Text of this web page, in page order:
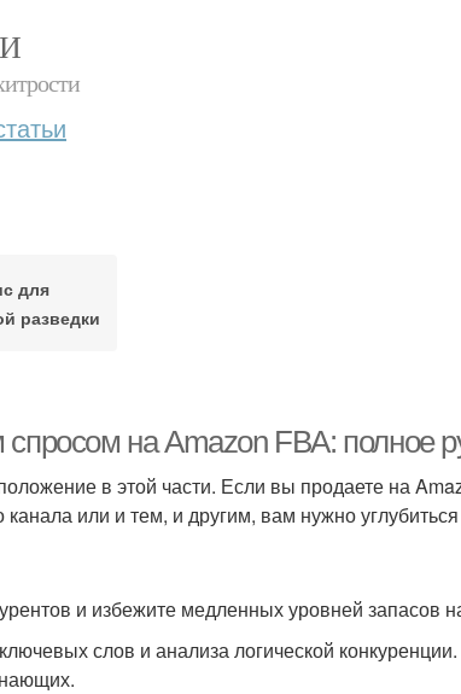
для
разведки
на Amazon FBA: полное
в этой части. Если вы продаете на
или и тем, и другим, вам нужно
и избежите медленных уровней запасов
слов и анализа логической